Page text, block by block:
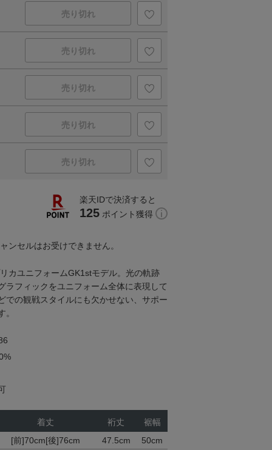
売り切れ
売り切れ
売り切れ
売り切れ
売り切れ
楽天IDで決済すると
125 ポイント獲得
ンセルはお受けできません。
カユニフォームGK1stモデル。光の軌跡
ラフィックをユニフォーム全体に表現して
での観戦スタイルにも欠かせない、サポー
。
着丈 裄丈
裾幅
[前]70cm[後]76cm
47.5cm 50cm